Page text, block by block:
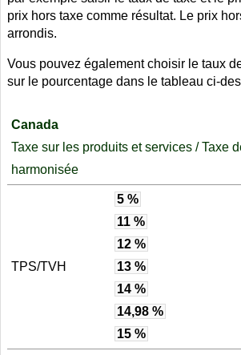
prix hors taxe comme résultat. Le prix
arrondis.
Vous pouvez également choisir le taux
sur le pourcentage dans le tableau ci-
Canada
Taxe sur les produits et services / Taxe
harmonisée
TPS/TVH
5 %
11 %
12 %
13 %
14 %
14,98 %
15 %